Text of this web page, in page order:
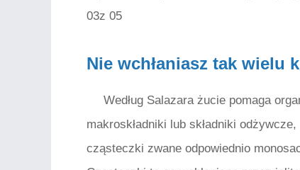
03z 05
Nie wchłaniasz tak wielu
Według Salazara żucie pomaga
makroskładniki lub składniki
cząsteczki zwane odpowiednio